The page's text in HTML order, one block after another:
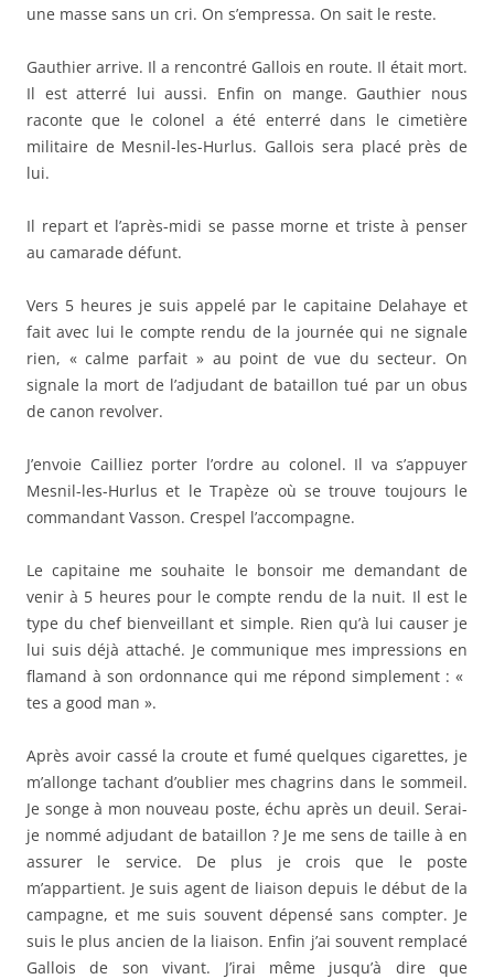
une masse sans un cri. On s’empressa. On sait le reste.
Gauthier arrive. Il a rencontré Gallois en route. Il était mort.
Il est atterré lui aussi. Enfin on mange. Gauthier nous
raconte que le colonel a été enterré dans le cimetière
militaire de Mesnil-les-Hurlus. Gallois sera placé près de
lui.
Il repart et l’après-midi se passe morne et triste à penser
au camarade défunt.
Vers 5 heures je suis appelé par le capitaine Delahaye et
fait avec lui le compte rendu de la journée qui ne signale
rien, « calme parfait » au point de vue du secteur. On
signale la mort de l’adjudant de bataillon tué par un obus
de canon revolver.
J’envoie Cailliez porter l’ordre au colonel. Il va s’appuyer
Mesnil-les-Hurlus et le Trapèze où se trouve toujours le
commandant Vasson. Crespel l’accompagne.
Le capitaine me souhaite le bonsoir me demandant de
venir à 5 heures pour le compte rendu de la nuit. Il est le
type du chef bienveillant et simple. Rien qu’à lui causer je
lui suis déjà attaché. Je communique mes impressions en
flamand à son ordonnance qui me répond simplement : «
tes a good man ».
Après avoir cassé la croute et fumé quelques cigarettes, je
m’allonge tachant d’oublier mes chagrins dans le sommeil.
Je songe à mon nouveau poste, échu après un deuil. Serai-
je nommé adjudant de bataillon ? Je me sens de taille à en
assurer le service. De plus je crois que le poste
m’appartient. Je suis agent de liaison depuis le début de la
campagne, et me suis souvent dépensé sans compter. Je
suis le plus ancien de la liaison. Enfin j’ai souvent remplacé
Gallois de son vivant. J’irai même jusqu’à dire que